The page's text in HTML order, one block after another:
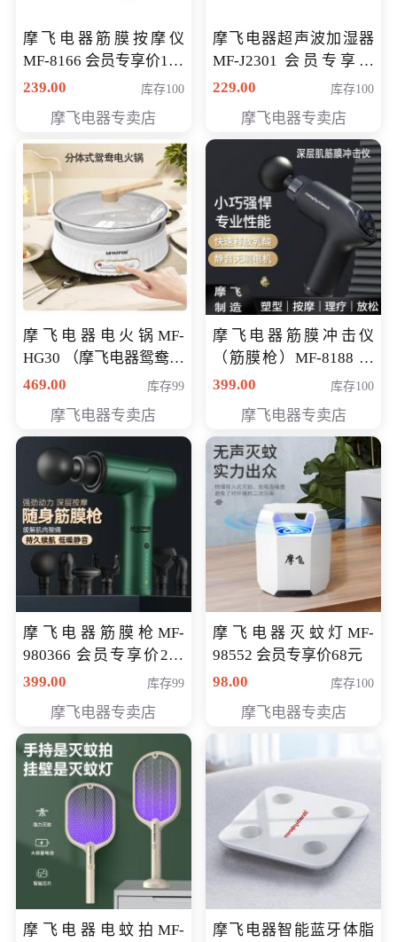
摩飞电器筋膜按摩仪
MF-8166 会员专享价168
元
239.00 库存100
摩飞电器专卖店
摩飞电器超声波加湿器
MF-J2301 会员专享价
168元
229.00 库存100
摩飞电器专卖店
摩飞电器电火锅MF-
HG30 （摩飞电器鸳鸯锅
MF-HG30 ） 会员专享价
469.00 库存99
摩飞电器专卖店
摩飞电器筋膜冲击仪
（筋膜枪）MF-8188 会
员专享价268元
399.00 库存100
摩飞电器专卖店
摩飞电器筋膜枪MF-
980366 会员专享价299
元
399.00 库存99
摩飞电器专卖店
摩飞电器灭蚊灯MF-
98552 会员专享价68元
98.00
库存100
摩飞电器专卖店
摩飞电器电蚊拍MF-
摩飞电器智能蓝牙体脂